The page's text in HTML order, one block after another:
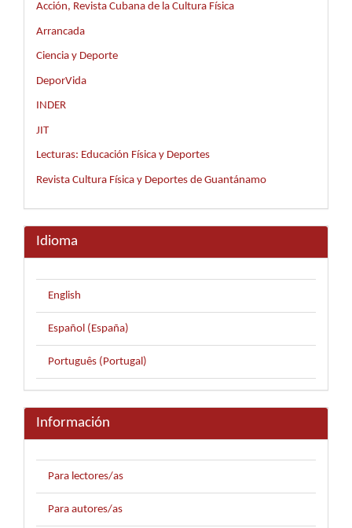
Acción, Revista Cubana de la Cultura Física
Arrancada
Ciencia y Deporte
DeporVida
INDER
JIT
Lecturas: Educación Física y Deportes
Revista Cultura Física y Deportes de Guantánamo
Idioma
English
Español (España)
Português (Portugal)
Información
Para lectores/as
Para autores/as